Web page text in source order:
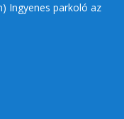
Ingyenes parkoló az